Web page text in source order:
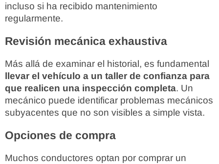
incluso si ha recibido mantenimiento
regularmente.
Revisión mecánica exhaustiva
Más allá de examinar el historial, es fundamental
llevar el vehículo a un taller de confianza para
que realicen una inspección completa. Un
mecánico puede identificar problemas mecánicos
subyacentes que no son visibles a simple vista.
Opciones de compra
Muchos conductores optan por comprar un